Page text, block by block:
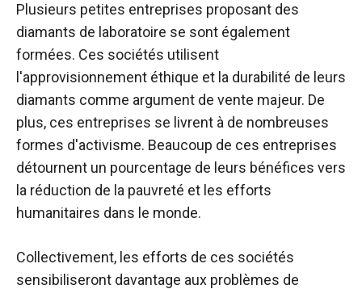
Plusieurs petites entreprises proposant des
diamants de laboratoire se sont également
formées. Ces sociétés utilisent
l'approvisionnement éthique et la durabilité de leurs
diamants comme argument de vente majeur. De
plus, ces entreprises se livrent à de nombreuses
formes d'activisme. Beaucoup de ces entreprises
détournent un pourcentage de leurs bénéfices vers
la réduction de la pauvreté et les efforts
humanitaires dans le monde.
Collectivement, les efforts de ces sociétés
sensibiliseront davantage aux problèmes de